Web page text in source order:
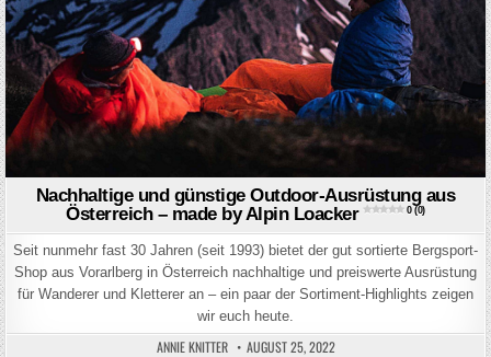
Nachhaltige und günstige Outdoor-Ausrüstung aus
Österreich – made by Alpin Loacker
0 (0)
Seit nunmehr fast 30 Jahren (seit 1993) bietet der gut sortierte Bergsport-
Shop aus Vorarlberg in Österreich nachhaltige und preiswerte Ausrüstung
für Wanderer und Kletterer an – ein paar der Sortiment-Highlights zeigen
wir euch heute.
ANNIE KNITTER AUGUST 25, 2022